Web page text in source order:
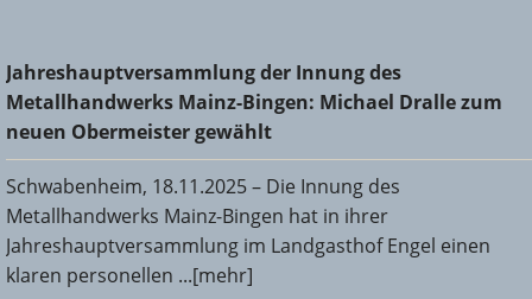
Jahreshauptversammlung der Innung des
Metallhandwerks Mainz-Bingen: Michael Dralle zum neuen
Obermeister gewählt
Jahreshauptversammlung der Innung des
Metallhandwerks Mainz-Bingen: Michael Dralle zum
neuen Obermeister gewählt
Schwabenheim, 18.11.2025 – Die Innung des
Metallhandwerks Mainz-Bingen hat in ihrer
Jahreshauptversammlung im Landgasthof Engel einen
klaren personellen ...[mehr]